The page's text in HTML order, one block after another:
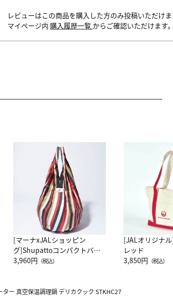
レビューはこの商品を購入した方のみ投稿いただけ
マイページ内 購入履歴一覧 からご確認いただけます。
[マーナxJALショッピン
グ]Shupattoコンパクトバッ
グ Drop JAL客室乗務員
3,960円 （税込）
[JALオリジナ
レッド
3,850円 （税込）
ター 真空保温調理鍋 デリカクック STKHC27